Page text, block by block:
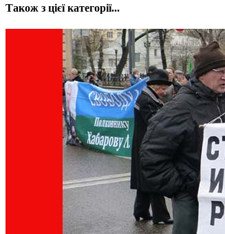
Також з цієї категорії...